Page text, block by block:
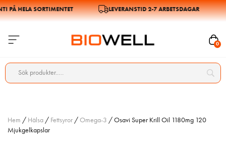
HELA SORTIMENTET LEVERANSTID 2-7 ARBETSDAGAR
0
Hem / Hälsa / Fettsyror /Omega-3 / Osavi Super Krill Oil 1180mg 120
Mjukgelkapslar